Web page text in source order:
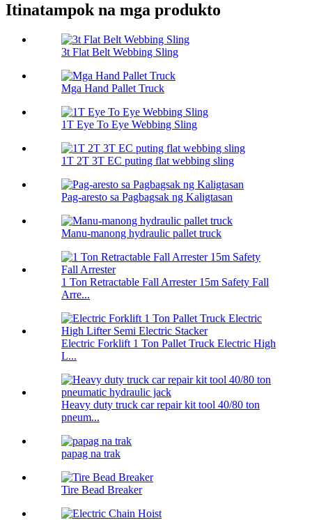
Itinatampok na mga produkto
3t Flat Belt Webbing Sling
Mga Hand Pallet Truck
1T Eye To Eye Webbing Sling
1T 2T 3T EC puting flat webbing sling
Pag-aresto sa Pagbagsak ng Kaligtasan
Manu-manong hydraulic pallet truck
1 Ton Retractable Fall Arrester 15m Safety Fall
Arre...
Electric Forklift 1 Ton Pallet Truck Electric High
L...
Heavy duty truck car repair kit tool 40/80 ton
pneum...
papag na trak
Tire Bead Breaker